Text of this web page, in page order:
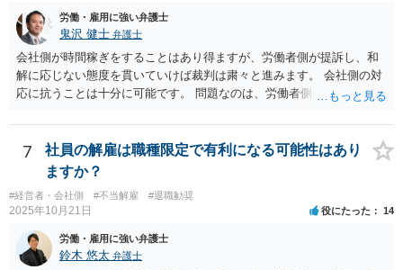
なく解雇ちうことをされたのでしたら、反省するチャンスも与えなか
ったと評価されることになろうかと思われます。 以上、ご質問が簡略
ですので、一般論的な私見としてお答えします。 ご参考になさって下
さい。
労働・雇用に強い弁護士
鬼沢 健士 弁護士
会社側が時間稼ぎをすることはあり得ますが、労働者側が提訴し、和
解に応じない態度を貫いていけば裁判は粛々と進みます。 会社側の対
応に抗うことは十分に可能です。 問題なのは、労働者側が「争わな
7
社員の解雇は職種限定で有利になる可能性はあり
ますか？
#経営者・会社側 #不当解雇 #退職勧奨
2025年10月21日 役にたった 14
労働・雇用に強い弁護士
鈴木 悠太 弁護士